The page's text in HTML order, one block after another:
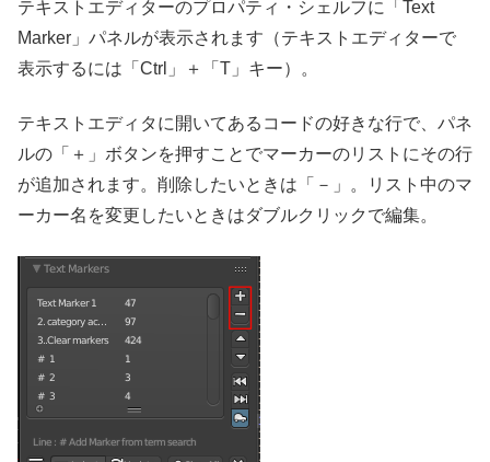
テキストエディターのプロパティ・シェルフに「Text
Marker」パネルが表示されます（テキストエディターで
表示するには「Ctrl」＋「T」キー）。
テキストエディタに開いてあるコードの好きな行で、パネ
ルの「＋」ボタンを押すことでマーカーのリストにその行
が追加されます。削除したいときは「－」。リスト中のマ
ーカー名を変更したいときはダブルクリックで編集。